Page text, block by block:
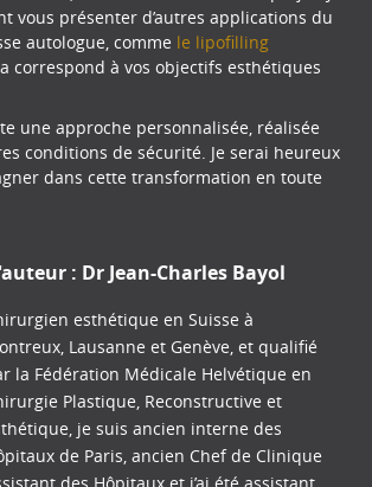
vous présenter d’autres applications du
autologue, comme le lipofilling
correspond à vos objectifs esthétiques
une approche personnalisée, réalisée
conditions de sécurité. Je serai heureux
dans cette transformation en toute
: Dr Jean-Charles Bayol
esthétique en Suisse à
Lausanne et Genève, et qualifié
la Fédération Médicale Helvétique en
Plastique, Reconstructive et
je suis ancien interne des
de Paris, ancien Chef de Clinique